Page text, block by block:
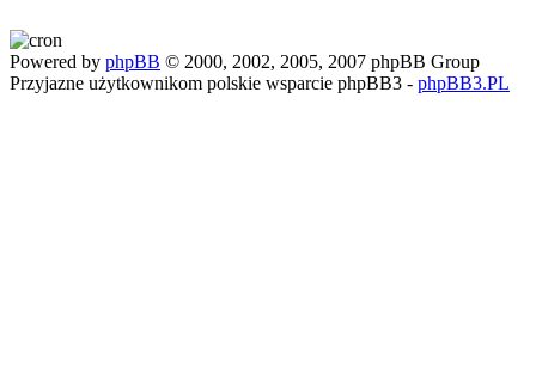
Powered by phpBB © 2000, 2002, 2005, 2007 phpBB Group
Przyjazne użytkownikom polskie wsparcie phpBB3 - phpBB3.PL